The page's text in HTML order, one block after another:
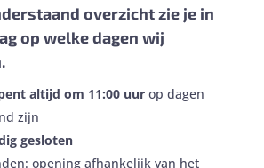
overzicht zie je in
op welke dagen wij
altijd om 11:00 uurop dagen
zijn
gesloten
opening afhankelijk van het